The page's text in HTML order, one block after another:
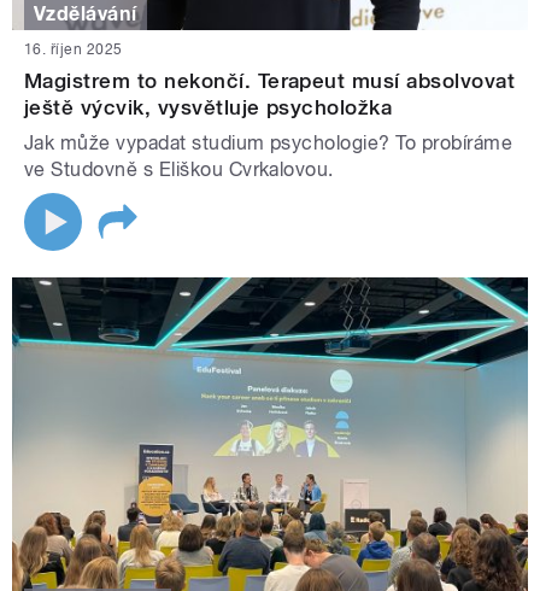
Vzdělávání
16. říjen 2025
Magistrem to nekončí. Terapeut musí absolvovat
ještě výcvik, vysvětluje psycholožka
Jak může vypadat studium psychologie? To probíráme
ve Studovně s Eliškou Cvrkalovou.